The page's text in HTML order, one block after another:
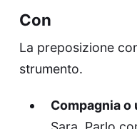
Con
La preposizione
strumento.
Compagnia o